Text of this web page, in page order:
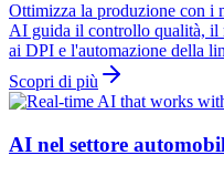
Ottimizza la produzione con
AI guida il controllo qualità, il
ai DPI e l'automazione della
Scopri di più
AI nel settore